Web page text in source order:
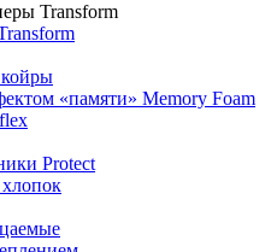
Transform
«памяти» Memory Foam
Protect